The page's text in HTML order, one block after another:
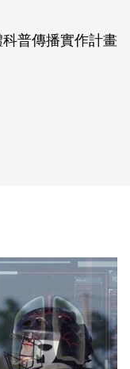
普傳播實作計畫